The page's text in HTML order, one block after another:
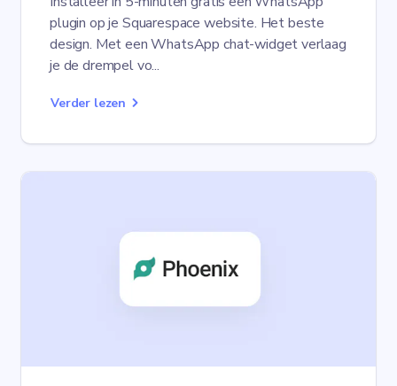
plugin op je Squarespace website. Het beste
design. Met een WhatsApp chat-widget verlaag
je de drempel vo...
Verder lezen